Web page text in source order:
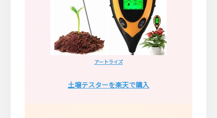
アートライズ
土壌テスターを楽天で購入